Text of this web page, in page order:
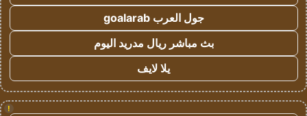
جول العرب goalarab
بث مباشر ريال مدريد اليوم
يلا لايف
!